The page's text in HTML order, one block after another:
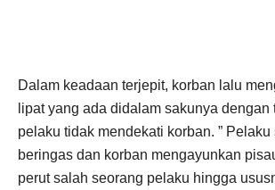
Dalam keadaan terjepit, korban lalu
lipat yang ada didalam sakunya dengan
pelaku tidak mendekati korban. ” Pelaku
beringas dan korban mengayunkan
perut salah seorang pelaku hingga